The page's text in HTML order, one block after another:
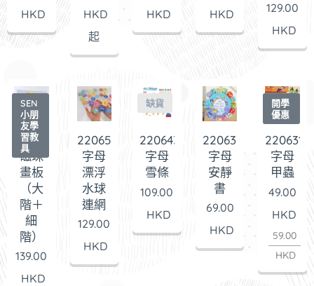
HKD
HKD
起
HKD
HKD
129.00
HKD
220660
磁珠
畫板
（大
階＋
細
階）
SEN
小朋
友學
習教
具
139.00
HKD
220652
字母
漂浮
水球
連網
129.00
HKD
220643
字母
雪條
缺貨
109.00
HKD
220633
字母
安靜
書
69.00
HKD
220631
字母
甲蟲
開學
優惠
49.00
HKD
59.00
HKD